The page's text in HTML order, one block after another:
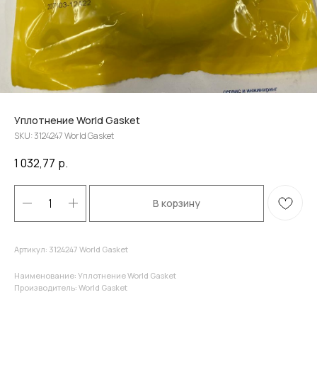
Уплотнение World Gasket
SKU:3124247 World Gasket
1 032,77 р.
В корзину
Артикул: 3124247 World Gasket
Наименование: Уплотнение World Gasket
Производитель: World Gasket